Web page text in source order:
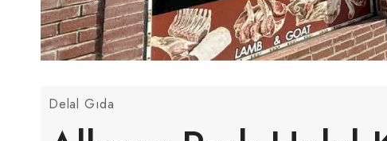
Delal Gıda